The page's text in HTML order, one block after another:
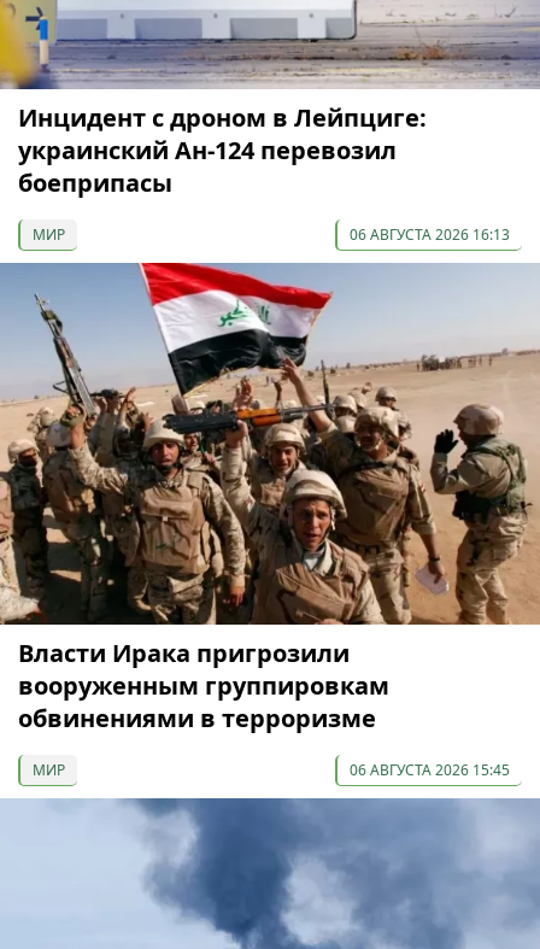
Инцидент с дроном в Лейпциге:
украинский Ан-124 перевозил
боеприпасы
МИР 06 АВГУСТА 2026 16:13
Власти Ирака пригрозили
вооруженным группировкам
обвинениями в терроризме
МИР 06 АВГУСТА 2026 15:45